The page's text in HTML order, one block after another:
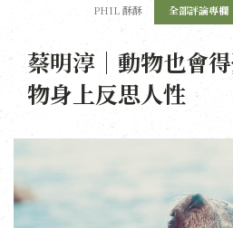
PHIL 酥酥 全部評論專欄
蔡明淳｜動物也會
物身上反思人性